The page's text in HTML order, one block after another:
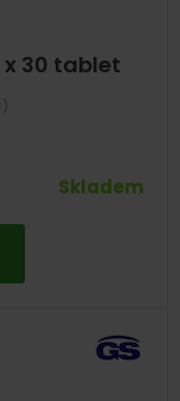
30 tablet
Skladem